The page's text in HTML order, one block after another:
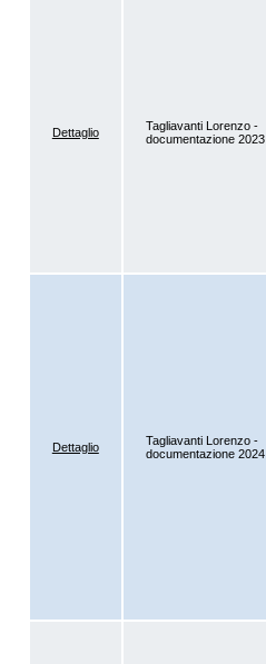
Dettaglio
Tagliavanti Lorenzo -
documentazione 2023
Dettaglio
Tagliavanti Lorenzo -
documentazione 2024